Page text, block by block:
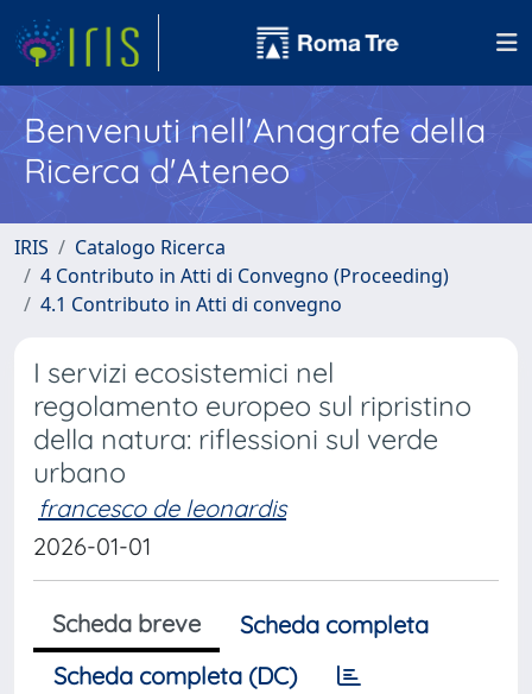
Benvenuti nell'Anagrafe della
Ricerca d'Ateneo
IRIS
Catalogo Ricerca
4 Contributo in Atti di Convegno (Proceeding)
4.1 Contributo in Atti di convegno
I servizi ecosistemici nel
regolamento europeo sul ripristino
della natura: riflessioni sul verde
urbano
francesco de leonardis
2026-01-01
Scheda breve
Scheda completa
Scheda completa (DC)